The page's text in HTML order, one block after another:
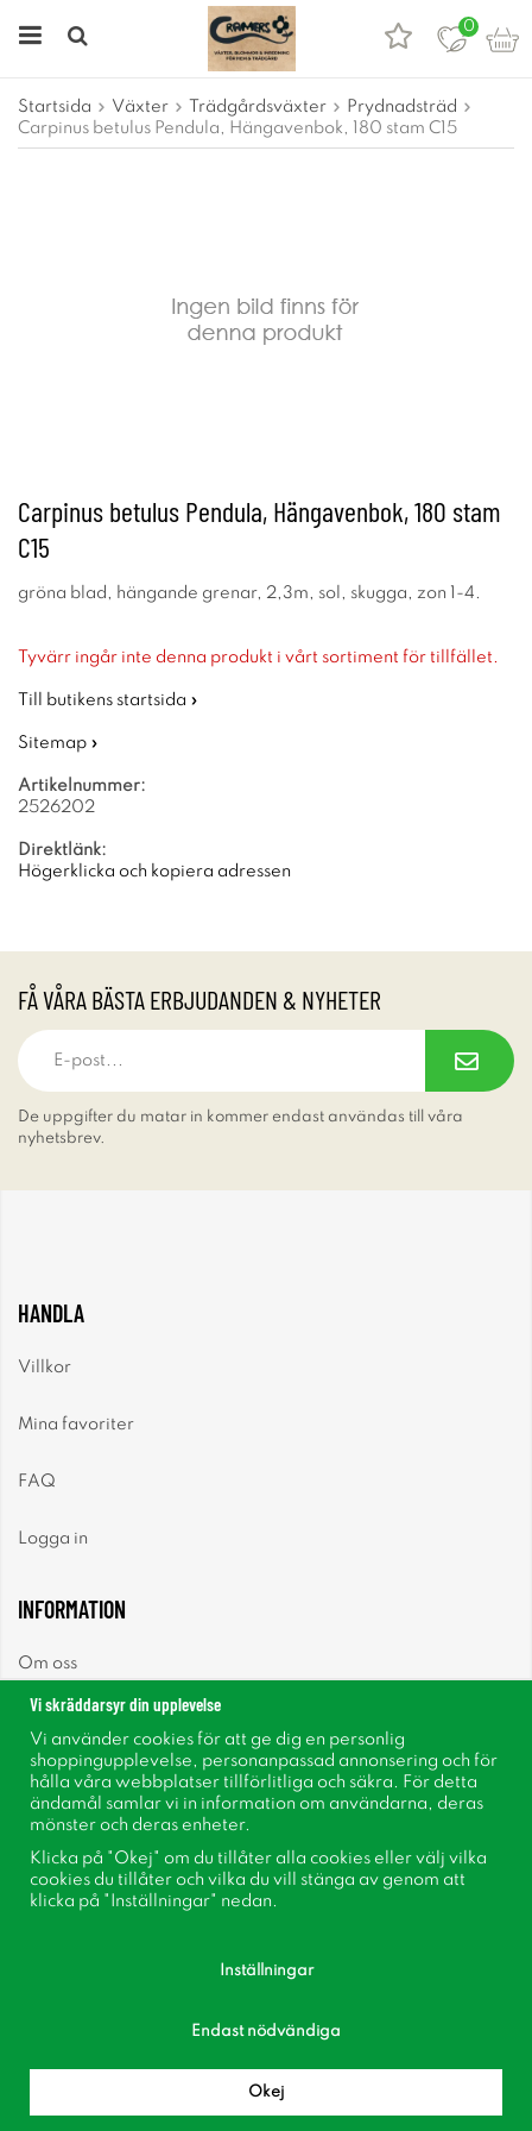
0
Startsida Växter Trädgårdsväxter
Prydnadsträd
Carpinus betulus Pendula, Hängavenbok, 180 stam C15
Carpinus betulus Pendula, Hängavenbok, 180 stam
C15
gröna blad, hängande grenar, 2,3m, sol, skugga, zon 1-4.
Tyvärr ingår inte denna produkt i vårt sortiment för tillfället.
Till butikens startsida »
Sitemap »
Artikelnummer:
2526202
Direktlänk:
Högerklicka och kopiera adressen
FÅ VÅRA BÄSTA ERBJUDANDEN & NYHETER
De uppgifter du matar in kommer endast användas till våra
nyhetsbrev.
HANDLA
Villkor
Mina favoriter
FAQ
Logga in
INFORMATION
Om oss
Nyhetsbrev
Om cookies
Inspiration
Bli medlem i vår kundklubb!
Vi skräddarsyr din upplevelse
Vi använder cookies för att ge dig en personlig
shoppingupplevelse, personanpassad annonsering och för
hålla våra webbplatser tillförlitliga och säkra. För detta
ändamål samlar vi in information om användarna, deras
mönster och deras enheter.
Klicka på "Okej" om du tillåter alla cookies eller välj vilka
cookies du tillåter och vilka du vill stänga av genom att
klicka på "Inställningar" nedan.
Inställningar
Endast nödvändiga
Okej